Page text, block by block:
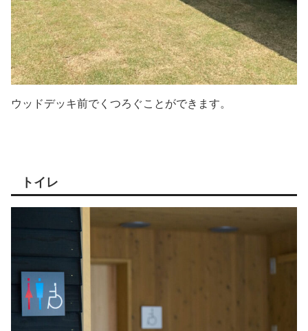
ウッドデッキ前でくつろぐことができます。
トイレ